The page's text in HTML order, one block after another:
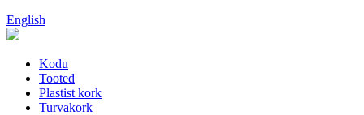
English
Kodu
Tooted
Plastist kork
Turvakork